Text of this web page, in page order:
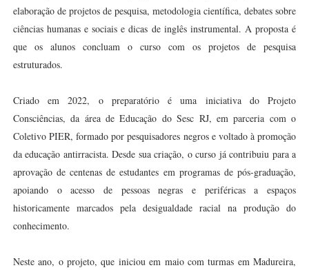
elaboração de projetos de pesquisa, metodologia científica, debates sobre
ciências humanas e sociais e dicas de inglês instrumental. A proposta é
que os alunos concluam o curso com os projetos de pesquisa
estruturados.
Criado em 2022, o preparatório é uma iniciativa do Projeto
Consciências, da área de Educação do Sesc RJ, em parceria com o
Coletivo PIER, formado por pesquisadores negros e voltado à promoção
da educação antirracista. Desde sua criação, o curso já contribuiu para a
aprovação de centenas de estudantes em programas de pós-graduação,
apoiando o acesso de pessoas negras e periféricas a espaços
historicamente marcados pela desigualdade racial na produção do
conhecimento.
Neste ano, o projeto, que iniciou em maio com turmas em Madureira,